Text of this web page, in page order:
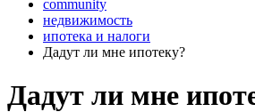
community
недвижимость
ипотека и налоги
Дадут ли мне ипотеку?
Дадут ли мне